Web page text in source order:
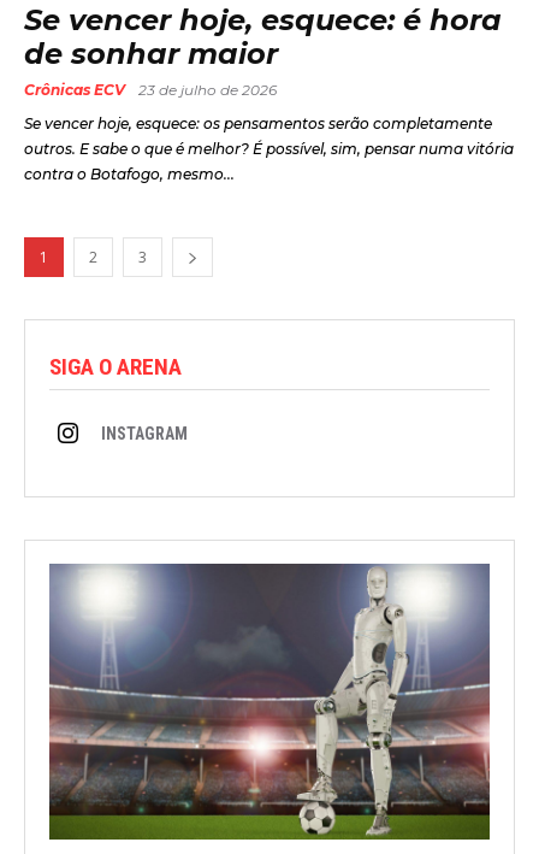
Se vencer hoje, esquece: é hora
de sonhar maior
Crônicas ECV
23 de julho de 2026
Se vencer hoje, esquece: os pensamentos serão completamente
outros. E sabe o que é melhor? É possível, sim, pensar numa vitória
contra o Botafogo, mesmo...
1 2 3
SIGA O ARENA
INSTAGRAM